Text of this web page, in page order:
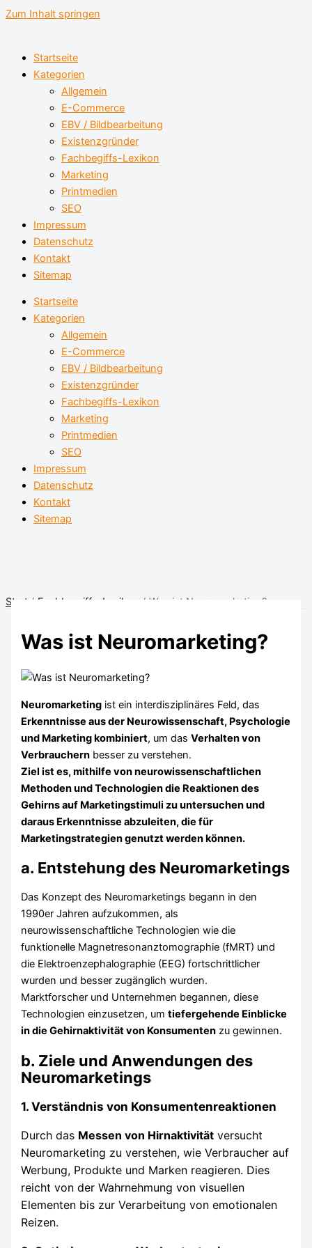
Zum Inhalt springen
Startseite
Kategorien
Allgemein
E-Commerce
EBV / Bildbearbeitung
Existenzgründer
Fachbegiffs-Lexikon
Marketing
Printmedien
SEO
Impressum
Datenschutz
Kontakt
Sitemap
Startseite
Kategorien
Allgemein
E-Commerce
EBV / Bildbearbeitung
Existenzgründer
Fachbegiffs-Lexikon
Marketing
Printmedien
SEO
Impressum
Datenschutz
Kontakt
Sitemap
Start Fachbegriffs-Lexikon Was ist Neuromarketing?
Was ist Neuromarketing?
Neuromarketing ist ein interdisziplinäres Feld, das
Erkenntnisse aus der Neurowissenschaft, Psychologie
und Marketing kombiniert, um dasVerhalten von
Verbrauchern besser zu verstehen.
Ziel ist es, mithilfe von neurowissenschaftlichen
Methoden und Technologien die Reaktionen des
Gehirns auf Marketingstimuli zu untersuchen und
daraus Erkenntnisse abzuleiten, die für
Marketingstrategien genutzt werden können.
a. Entstehung des Neuromarketings
Das Konzept des Neuromarketings begann in den
1990er Jahren aufzukommen, als
neurowissenschaftliche Technologien wie die
funktionelle Magnetresonanztomographie (fMRT) und
die Elektroenzephalographie (EEG) fortschrittlicher
wurden und besser zugänglich wurden.
Marktforscher und Unternehmen begannen, diese
Technologien einzusetzen, umtiefergehende Einblicke
in die Gehirnaktivität von Konsumenten zu gewinnen.
b. Ziele und Anwendungen des
Neuromarketings
1. Verständnis von Konsumentenreaktionen
Durch das Messen von Hirnaktivität versucht
Neuromarketing zu verstehen, wie Verbraucher auf
Werbung, Produkte und Marken reagieren. Dies
reicht von der Wahrnehmung von visuellen
Elementen bis zur Verarbeitung von emotionalen
Reizen.